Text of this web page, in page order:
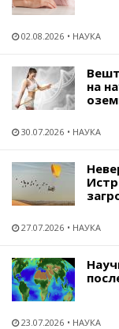
02.08.2026 НАУКА
на
30.07.2026 НАУКА
27.07.2026 НАУКА
23.07.2026 НАУКА